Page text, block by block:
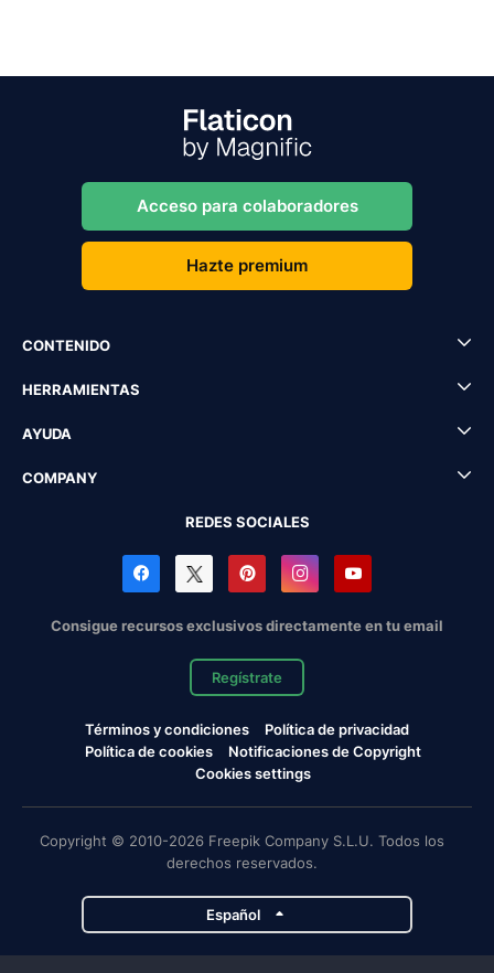
Acceso para colaboradores
Hazte premium
CONTENIDO
HERRAMIENTAS
AYUDA
COMPANY
REDES SOCIALES
Consigue recursos exclusivos directamente en tu email
Regístrate
Términos y condiciones
Política de privacidad
Política de cookies
Notificaciones de Copyright
Cookies settings
Copyright © 2010-2026 Freepik Company S.L.U. Todos los
derechos reservados.
Español